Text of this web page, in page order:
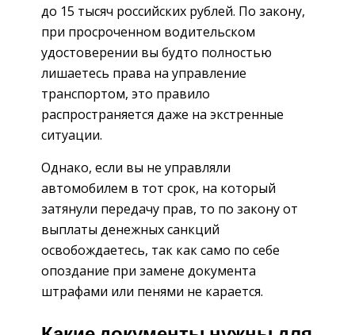
до 15 тысяч российских рублей. По закону,
при просроченном водительском
удостоверении вы будто полностью
лишаетесь права на управление
транспортом, это правило
распространяется даже на экстренные
ситуации.
Однако, если вы не управляли
автомобилем в тот срок, на который
затянули передачу прав, то по закону от
выплаты денежных санкций
освобождаетесь, так как само по себе
опоздание при замене документа
штрафами или пенями не карается.